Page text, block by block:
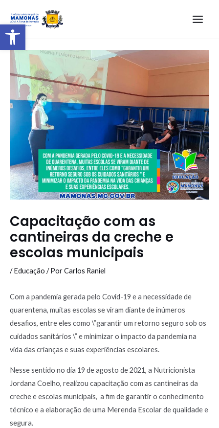
Barra de Ferramentas Aberta
Capacitação com as
cantineiras da creche e
escolas municipais
/Educação / PorCarlos Raniel
Com a pandemia gerada pelo Covid-19 e a necessidade de
quarentena, muitas escolas se viram diante de inúmeros
desafios, entre eles como \”garantir um retorno seguro sob os
cuidados sanitários \” e minimizar o impacto da pandemia na
vida das crianças e suas experiências escolares.
Nesse sentido no dia 19 de agosto de 2021, a Nutricionista
Jordana Coelho, realizou capacitação com as cantineiras da
creche e escolas municipais, a fim de garantir o conhecimento
técnico e a elaboração de uma Merenda Escolar de qualidade e
segura.